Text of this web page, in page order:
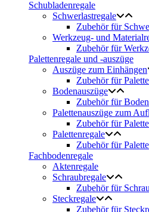
Schubladenregale
Schwerlastregale
Zubehör für
Werkzeug- und
Zubehör für
Palettenregale und -auszüge
Auszüge zum Einhängen
Zubehör für
Bodenauszüge
Zubehör für
Palettenauszüge zum
Zubehör für
Palettenregale
Zubehör für
Fachbodenregale
Aktenregale
Schraubregale
Zubehör für
Steckregale
Zubehör für